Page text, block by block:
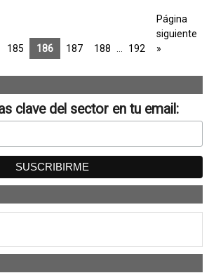
185 186 187 188 192
Página
siguiente
»
clave del sector en tu email: